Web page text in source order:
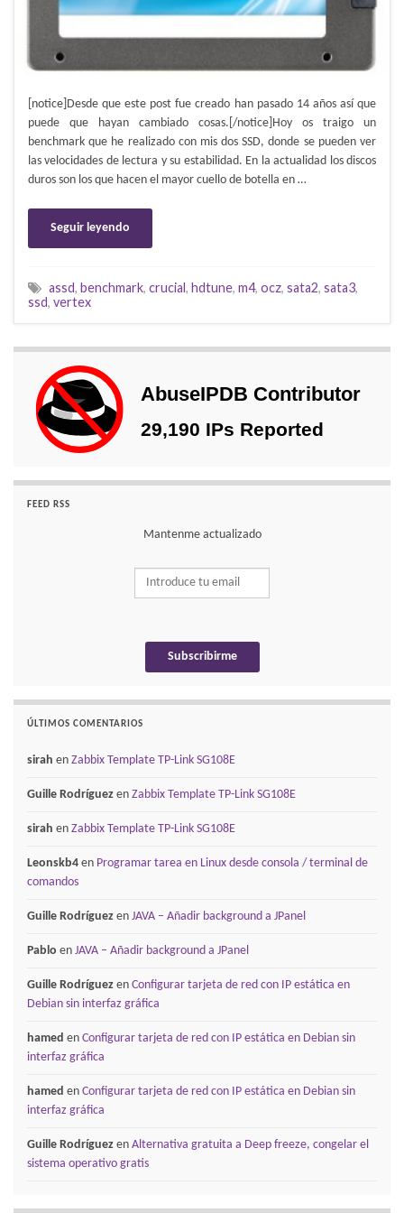
[notice]Desde que este post fue creado han pasado 14 años así que
puede que hayan cambiado cosas.[/notice]Hoy os traigo un
benchmark que he realizado con mis dos SSD, donde se pueden ver
las velocidades de lectura y su estabilidad. En la actualidad los discos
duros son los que hacen el mayor cuello de botella en …
Seguir leyendo
assd, benchmark, crucial, hdtune, m4, ocz, sata2, sata3,
ssd, vertex
FEED RSS
Mantenme actualizado
ÚLTIMOS COMENTARIOS
sirah en Zabbix Template TP-Link SG108E
Guille Rodríguez en Zabbix Template TP-Link SG108E
sirah en Zabbix Template TP-Link SG108E
Leonskb4 en Programar tarea en Linux desde consola / terminal de
comandos
Guille Rodríguez en JAVA – Añadir background a JPanel
Pablo en JAVA – Añadir background a JPanel
Guille Rodríguez en Configurar tarjeta de red con IP estática en
Debian sin interfaz gráfica
hamed en Configurar tarjeta de red con IP estática en Debian sin
interfaz gráfica
hamed en Configurar tarjeta de red con IP estática en Debian sin
interfaz gráfica
Guille Rodríguez en Alternativa gratuita a Deep freeze, congelar el
sistema operativo gratis